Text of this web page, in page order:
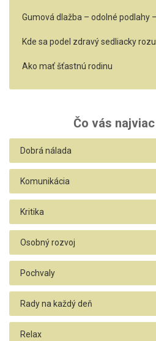
Gumová dlažba – odolné podlahy
Kde sa podel zdravý sedliacky
Ako mať šťastnú rodinu
Čo vás
Dobrá nálada
Komunikácia
Kritika
Osobný rozvoj
Pochvaly
Rady na každý deň
Relax